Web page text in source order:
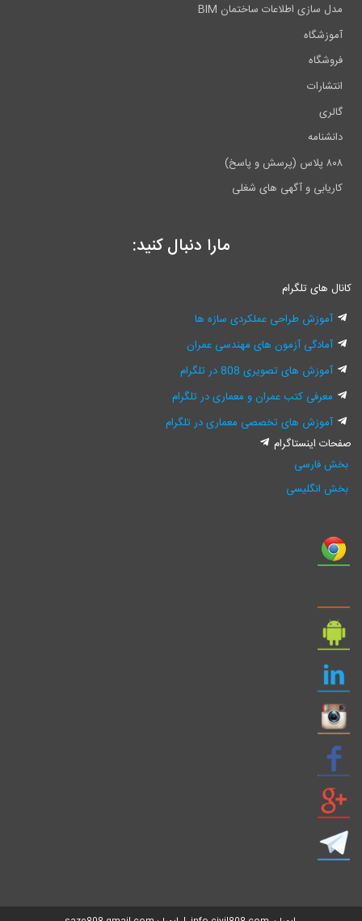
مدل سازی اطلاعات ساختمان BIM
آموزشگاه
فروشگاه
انتشارات
گالری
دانشنامه
۸۰۸ پلاس (پرسش و پاسخ)
کاریابی و آگهی های شغلی
مارا دنبال کنید:
کانال های تلگرام
آموزش طراحی عملکردی سازه ها
آمادگی آزمون های مهندسی عمران
آموزش های تصویری 808 در تلگرام
معرفی کتب عمران و معماری در تلگرام
آموزش های تخصصی معماری در تلگرام
صفحات اینستاگرام
بخش فارسی
بخش انگلیسی